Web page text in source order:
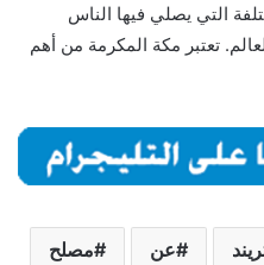
التي يصلي فيها الناس
تعتبر مكة المكرمة من أهم
عن مصلح